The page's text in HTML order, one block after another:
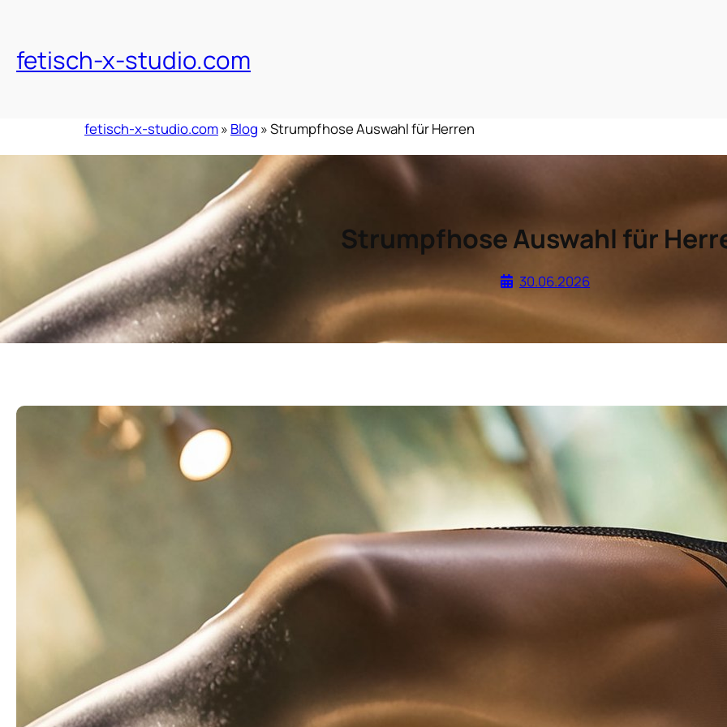
springen
fetisch-x-studio.com
fetisch-x-studio.com» Blog »Strumpfhose Auswahl für Herren
Strumpfhose Auswahl für
30.06.2026